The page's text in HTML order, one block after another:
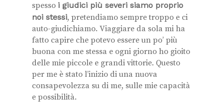
spesso i giudici più severi siamo proprio
noi stessi, pretendiamo sempre troppo e ci
auto-giudichiamo. Viaggiare da sola mi ha
fatto capire che potevo essere un po’ più
buona con me stessa e ogni giorno ho gioito
delle mie piccole e grandi vittorie. Questo
per me è stato l’inizio di una nuova
consapevolezza su di me, sulle mie capacità
e possibilità.